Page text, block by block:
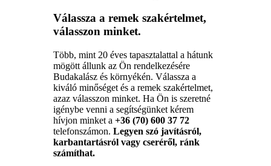
Válassza a remek szakértelmet,
válasszon minket.
Több, mint 20 éves tapasztalattal a hátunk
mögött állunk az Ön rendelkezésére
Budakalász és környékén. Válassza a
kiváló minőséget és a remek szakértelmet,
azaz válasszon minket. Ha Ön is szeretné
igénybe venni a segítségünket kérem
hívjon minket a +36 (70) 600 37 72
telefonszámon. Legyen szó javításról,
karbantartásról vagy cseréről, ránk
számíthat.